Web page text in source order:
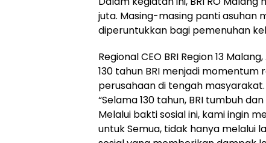
juta. Masing-masing panti asuhan
diperuntukkan bagi pemenuhan
Regional CEO BRI Region 13
130 tahun BRI menjadi
perusahaan di tengah masyarakat.
“Selama 130 tahun, BRI tumbuh
Melalui bakti sosial ini, kami ingin
untuk Semua, tidak hanya melalui